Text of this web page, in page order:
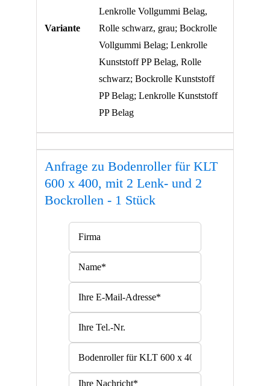
Variante
Lenkrolle Vollgummi Belag,
Rolle schwarz, grau; Bockrolle
Vollgummi Belag; Lenkrolle
Kunststoff PP Belag, Rolle
schwarz; Bockrolle Kunststoff
PP Belag; Lenkrolle Kunststoff
PP Belag
Anfrage zu Bodenroller für KLT
600 x 400, mit 2 Lenk- und 2
Bockrollen - 1 Stück